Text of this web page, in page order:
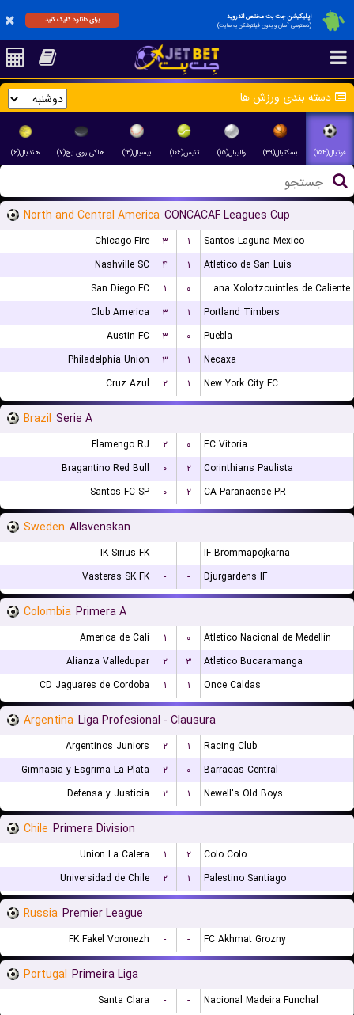
اپلیکیشن جت بت مختص اندروید
(دسترسی آسان و بدون فیلترشکن به سایت)
برای دانلود کلیک کنید
دسته بندی ورزش ها
فوتبال(۱۵۴) بسکتبال(۳۹) والیبال(۱۵) تنیس(۱۰۶) بیسبال(۱۳) هاکی روی یخ(۷) هندبال(۶)
North and Central America CONCACAF Leagues Cup
Chicago Fire ۳ ۱
Santos Laguna Mexico
Nashville SC
۴ ۱
Atletico de San Luis
San Diego FC
۱ ۰
Club Tijuana Xoloitzcuintles de Caliente
Club America
۳ ۱
Portland Timbers
Austin FC
۳ ۰
Puebla
Philadelphia Union
۳ ۱
Necaxa
Cruz Azul
۲ ۱ New York City FC
Brazil Serie A
Flamengo RJ ۲ ۰
EC Vitoria
Bragantino Red Bull
۰ ۲
Corinthians Paulista
Santos FC SP
۰ ۲ CA Paranaense PR
Sweden Allsvenskan
IK Sirius FK - -
IF Brommapojkarna
Vasteras SK FK
- - Djurgardens IF
Colombia Primera A
America de Cali ۱ ۰
Atletico Nacional de Medellin
Alianza Valledupar
۲ ۳
Atletico Bucaramanga
CD Jaguares de Cordoba
۱ ۱ Once Caldas
Argentina Liga Profesional - Clausura
Argentinos Juniors ۲ ۱
Racing Club
Gimnasia y Esgrima La Plata
۲ ۰
Barracas Central
Defensa y Justicia
۲ ۱ Newell's Old Boys
Chile Primera Division
Union La Calera ۱ ۲
Colo Colo
Universidad de Chile
۲ ۱ Palestino Santiago
Russia Premier League
FK Fakel Voronezh - - FC Akhmat Grozny
Portugal Primeira Liga
Santa Clara - - Nacional Madeira Funchal